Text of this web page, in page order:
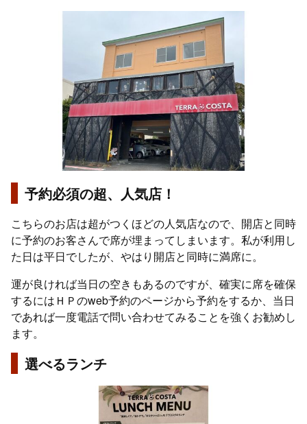
予約必須の超、人気店！
こちらのお店は超がつくほどの人気店なので、開店と同時
に予約のお客さんで席が埋まってしまいます。私が利用し
た日は平日でしたが、やはり開店と同時に満席に。
運が良ければ当日の空きもあるのですが、確実に席を確保
するにはＨＰのweb予約のページから予約をするか、当日
であれば一度電話で問い合わせてみることを強くお勧めし
ます。
選べるランチ